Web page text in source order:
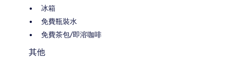
冰箱
免費瓶裝水
免費茶包/即溶咖啡
其他